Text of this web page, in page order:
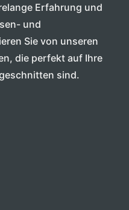
Erfahrung und
und
Sie von unseren
die perfekt auf Ihre
sind.